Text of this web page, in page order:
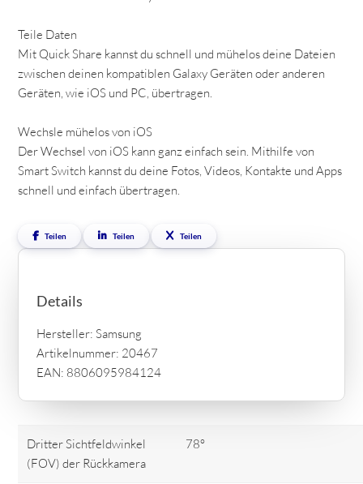
Teile Daten
Mit Quick Share kannst du schnell und mühelos deine Dateien
zwischen deinen kompatiblen Galaxy Geräten oder anderen
Geräten, wie iOS und PC, übertragen.
Wechsle mühelos von iOS
Der Wechsel von iOS kann ganz einfach sein. Mithilfe von
Smart Switch kannst du deine Fotos, Videos, Kontakte und Apps
schnell und einfach übertragen.
Teilen Teilen Teilen
Details
Hersteller: Samsung
Artikelnummer: 20467
EAN: 8806095984124
Dritter Sichtfeldwinkel
(FOV) der Rückkamera
78°